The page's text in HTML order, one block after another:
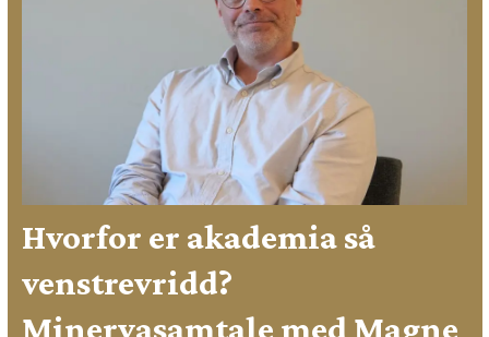
Hvorfor er akademia så
venstrevridd?
Minervasamtale med Magne